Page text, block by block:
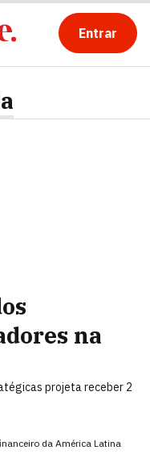
Entrar
na
projeta receber 2
da América Latina